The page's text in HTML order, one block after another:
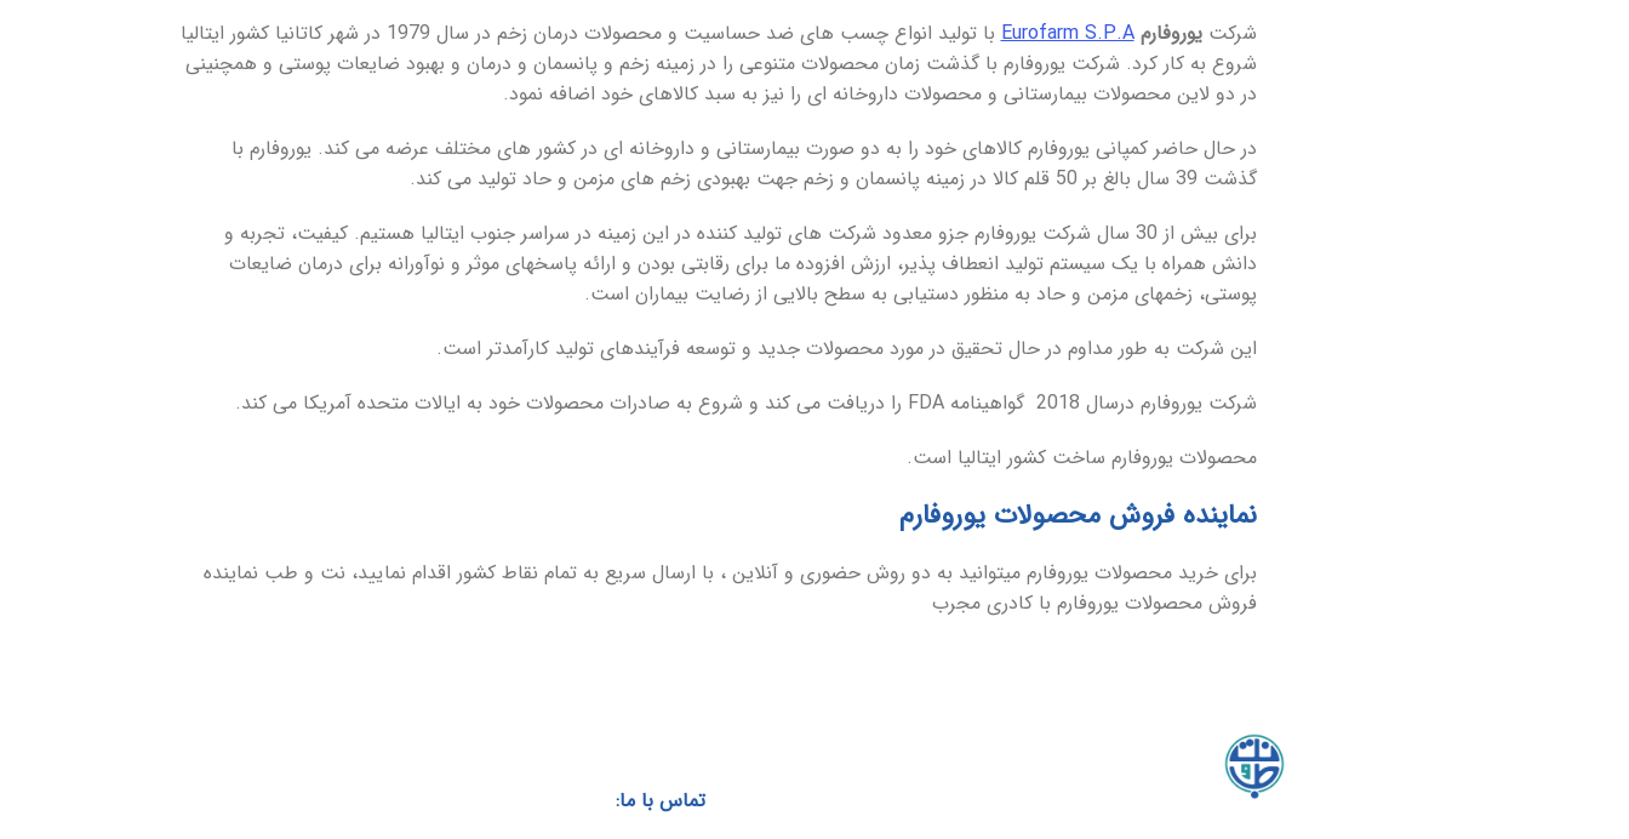
شرکتیوروفارم Eurofarm S.P.A
با تولید انواع چسب های ضد حساسیت و محصولات درمان زخم در سال 1979 در شهر کاتانیا کشور ایتالیا
شروع به کار کرد. شرکت یوروفارم با گذشت زمان محصولات متنوعی را در زمینه زخم و پانسمان و درمان و بهبود ضایعات پوستی و همچنینی
در دو لاین محصولات بیمارستانی و محصولات داروخانه ای را نیز به سبد کالاهای خود اضافه نمود.
در حال حاضر کمپانی یوروفارم کالاهای خود را به دو صورت بیمارستانی و داروخانه ای در کشور های مختلف عرضه می کند. یوروفارم با
گذشت 39 سال بالغ بر 50 قلم کالا در زمینه پانسمان و زخم جهت بهبودی زخم های مزمن و حاد تولید می کند.
برای بیش از 30 سال شرکت یوروفارم جزو معدود شرکت های تولید کننده در این زمینه در سراسر جنوب ایتالیا هستیم. کیفیت، تجربه و
دانش همراه با یک سیستم تولید انعطاف پذیر، ارزش افزوده ما برای رقابتی بودن و ارائه پاسخهای موثر و نوآورانه برای درمان ضایعات
پوستی، زخمهای مزمن و حاد به منظور دستیابی به سطح بالایی از رضایت بیماران است.
این شرکت به طور مداوم در حال تحقیق در مورد محصولات جدید و توسعه فرآیندهای تولید کارآمدتر است.
شرکت یوروفارم درسال 2018 گواهینامه FDA را دریافت می کند و شروع به صادرات محصولات خود به ایالات متحده آمریکا می کند.
محصولات یوروفارم ساخت کشور ایتالیا است.
نماینده فروش محصولات یوروفارم
برای خرید محصولات یوروفارم میتوانید به دو روش حضوری و آنلاین ، با ارسال سریع به تمام نقاط کشور اقدام نمایید، نت و طب نماینده
فروش محصولات یوروفارم با کادری مجرب
تماس با ما: